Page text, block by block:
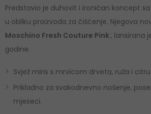
Predstavio je duhovit i ironičan koncept
u obliku proizvoda za čišćenje. Njegova
Moschino Fresh Couture Pink, lansirana
godine.
Svjež miris s mrvicom drveta, ruža i
Prikladno za svakodnevno nošenje,
mjeseci.